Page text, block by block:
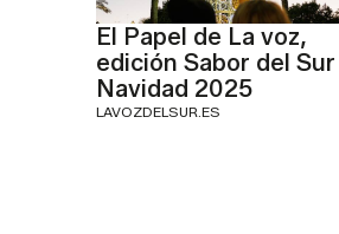
El Papel de La voz,
edición Sabor del Sur
Navidad 2025
LAVOZDELSUR.ES